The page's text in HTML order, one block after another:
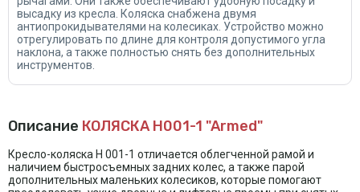
высадку из кресла. Коляска снабжена двумя
антиопрокидывателями на колесиках. Устройство можно
отрегулировать по длине для контроля допустимого угла
наклона, а также полностью снять без дополнительных
инструментов.
Описание КОЛЯСКА H001-1 "Armed"
Кресло-коляска Н 001-1 отличается облегченной рамой и
наличием быстросъемных задних колес, а также парой
дополнительных маленьких колесиков, которые помогают